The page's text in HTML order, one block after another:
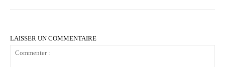
LAISSER UN COMMENTAIRE